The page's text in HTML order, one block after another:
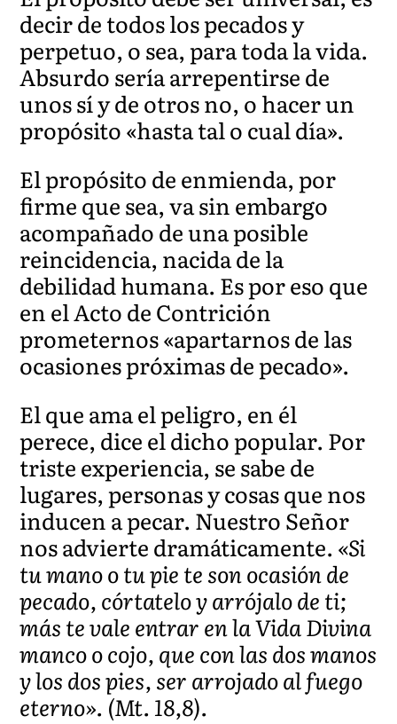
decir de todos los pecados y
perpetuo, o sea, para toda la vida.
Absurdo sería arrepentirse de
unos sí y de otros no, o hacer un
propósito «hasta tal o cual día».
El propósito de enmienda, por
firme que sea, va sin embargo
acompañado de una posible
reincidencia, nacida de la
debilidad humana. Es por eso que
en el Acto de Contrición
prometernos «apartarnos de las
ocasiones próximas de pecado».
El que ama el peligro, en él
perece, dice el dicho popular. Por
triste experiencia, se sabe de
lugares, personas y cosas que nos
inducen a pecar. Nuestro Señor
nos advierte dramáticamente. «Si
tu mano o tu pie te son ocasión de
pecado, córtatelo y arrójalo de ti;
más te vale entrar en la Vida Divina
manco o cojo, que con las dos manos
y los dos pies, ser arrojado al fuego
eterno». (Mt. 18,8).